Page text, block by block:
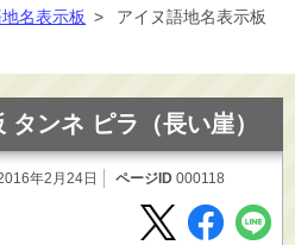
くらし
観光
者向け
名表示板 >
アイヌ語地名表示板
ンネ ピラ（長い崖）
年2月24日 ページID 000118